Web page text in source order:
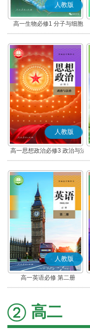
人教版
高一生物必修1 分子与细胞
人教版
高一思想政治必修3 政治与法
治(部编版)
人教版
高一英语必修 第二册
高二